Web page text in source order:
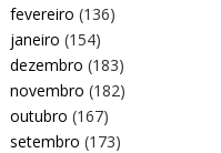
fevereiro (136)
janeiro (154)
dezembro (183)
novembro (182)
outubro (167)
setembro (173)